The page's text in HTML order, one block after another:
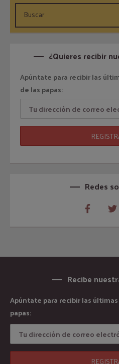
¿Quieres recibir
Apúntate para recibir las
de las papas:
Redes
Recibe
Apúntate para recibir las
papas: